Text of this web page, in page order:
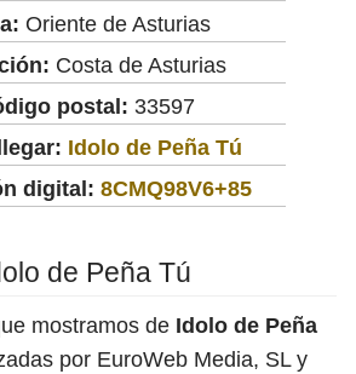
Oriente de Asturias
Costa de Asturias
postal: 33597
Idolo de Peña Tú
digital: 8CMQ98V6+85
de Peña Tú
mostramos de Idolo de Peña
por EuroWeb Media, SL y